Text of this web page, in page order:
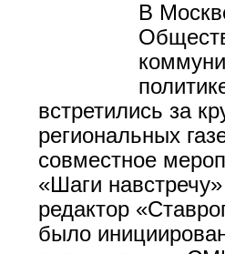
В
встретились за
региональных
совместное
«Шаги
редактор
было